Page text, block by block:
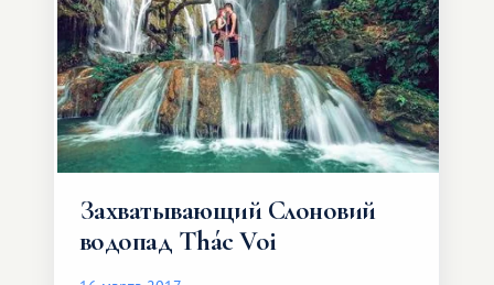
средства в виде затонувшего корабля,
лежащего на дне морском, обр
Захватывающий Слоновий
водопад Thác Voi